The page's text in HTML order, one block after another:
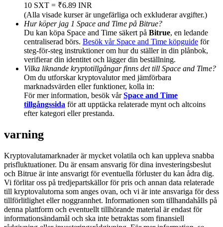
Deposit & Trade BTC to Share 25000 USDT prize pool!
Deposit CASHCAT & Win
Share 500000 CASHCAT prize pool
Exclusive for BitMart Users
Precious Metals Trading Carnival
Trade Gold & Silver · 33,333 USDT Bonus
10 SXT = ₹6.89 INR
(Alla visade kurser är ungefärliga och exkluderar avgifter.)
Hur köper jag 1 Space and Time på Bitrue?
Du kan köpa Space and Time säkert på Bitrue, en ledande
centraliserad börs. Besök vår Space and Time köpguide för
steg-för-steg instruktioner om hur du ställer in din plånbok,
verifierar din identitet och lägger din beställning.
Vilka liknande kryptotillgångar finns det till Space and Time?
Om du utforskar kryptovalutor med jämförbara
marknadsvärden eller funktioner, kolla in:
För mer information, besök vårSpace and Time
tillgångssida för att upptäcka relaterade mynt och altcoins
efter kategori eller prestanda.
varning
Kryptovalutamarknader är mycket volatila och kan uppleva snabba
prisfluktuationer. Du är ensam ansvarig för dina investeringsbeslut
och Bitrue är inte ansvarigt för eventuella förluster du kan ådra dig.
Vi förlitar oss på tredjepartskällor för pris och annan data relaterade
till kryptovalutorna som anges ovan, och vi är inte ansvariga för dess
tillförlitlighet eller noggrannhet. Informationen som tillhandahålls på
denna plattform och eventuellt tillhörande material är endast för
informationsändamål och ska inte betraktas som finansiell